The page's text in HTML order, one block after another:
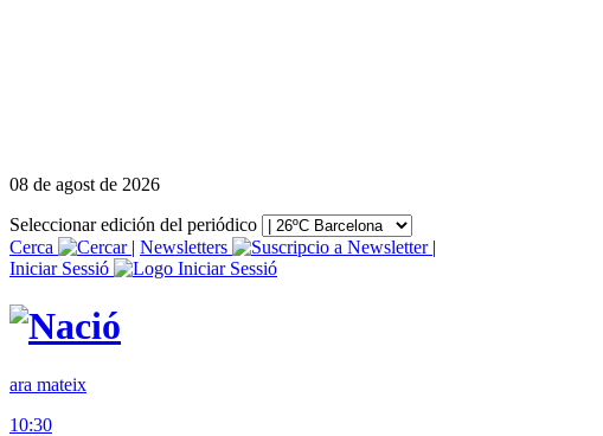
08 de agost de 2026
Seleccionar edición del periódico
Cerca
| Newsletters
|
Iniciar Sessió
ara mateix
10:30